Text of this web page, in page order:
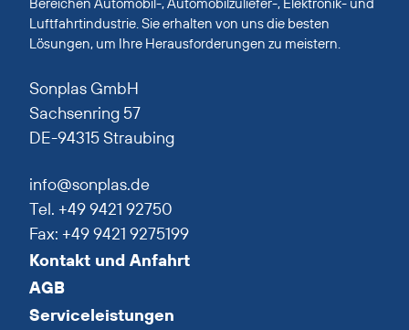
Luftfahrtindustrie. Sie erhalten von uns die besten
Lösungen, um Ihre Herausforderungen zu meistern.
Sonplas GmbH
Sachsenring 57
DE-94315 Straubing
info@sonplas.de
Tel. +49 9421 92750
Fax: +49 9421 9275199
Kontakt und Anfahrt
AGB
Serviceleistungen